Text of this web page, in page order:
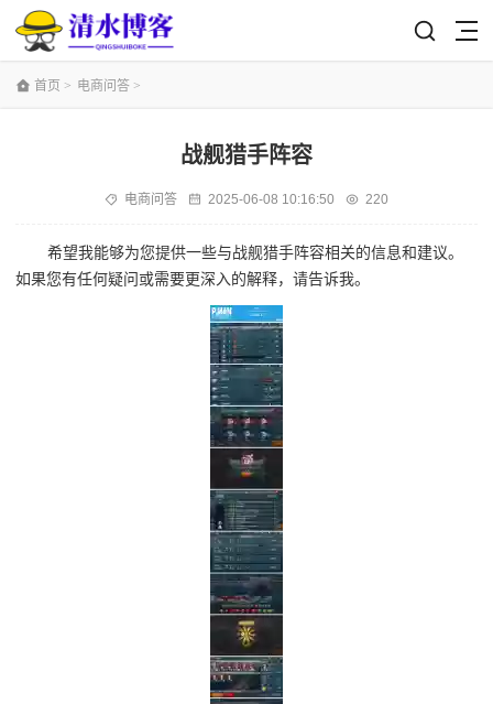
首页 > 电商问答 >
战舰猎手阵容
电商问答 2025-06-08 10:16:50 220
希望我能够为您提供一些与战舰猎手阵容相关的信息和建议。
如果您有任何疑问或需要更深入的解释，请告诉我。